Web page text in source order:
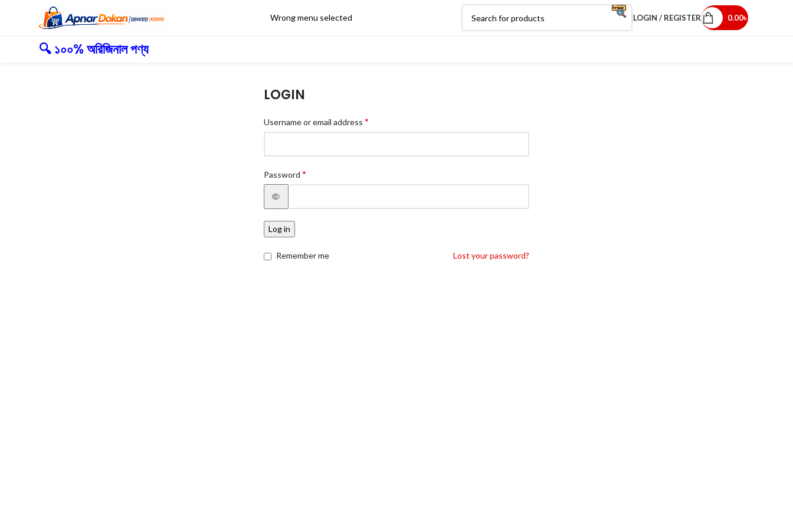
Wrong menu selected LOGIN / REGISTER 0.00৳
🔍 ১০০% অরিজিনাল পণ্য
LOGIN
Username or email address *
Password *
Log in
Lost your password?
Remember me